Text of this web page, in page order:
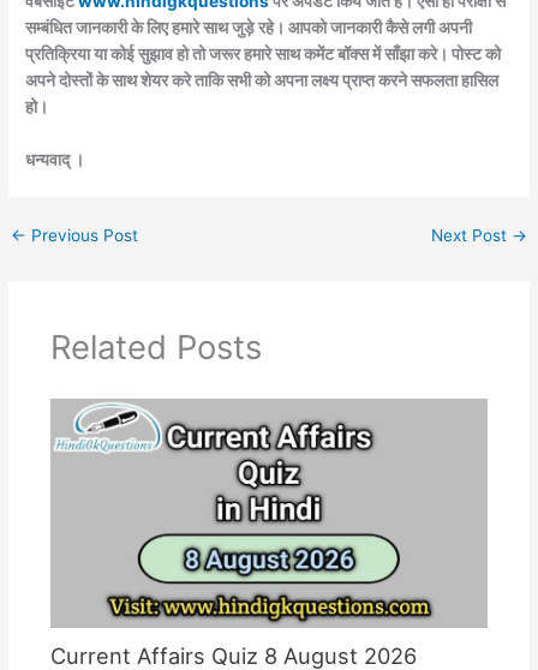
सम्बंधित जानकारी के लिए हमारे साथ जुड़े रहे। आपको जानकारी कैसे लगी अपनी
प्रतिक्रिया या कोई सुझाव हो तो जरूर हमारे साथ कमेंट बॉक्स में साँझा करे। पोस्ट को
अपने दोस्तों के साथ शेयर करे ताकि सभी को अपना लक्ष्य प्राप्त करने सफलता हासिल
हो।
धन्यवाद् ।
← Previous Post Next Post →
Related Posts
Current Affairs Quiz 8 August 2026